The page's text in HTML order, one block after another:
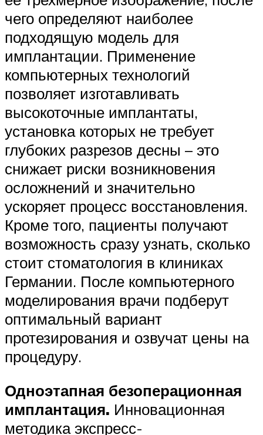
чего определяют наиболее
подходящую модель для
имплантации. Применение
компьютерных технологий
позволяет изготавливать
высокоточные имплантаты,
установка которых не требует
глубоких разрезов десны – это
снижает риски возникновения
осложнений и значительно
ускоряет процесс восстановления.
Кроме того, пациенты получают
возможность сразу узнать, сколько
стоит стоматология в клиниках
Германии. После компьютерного
моделирования врачи подберут
оптимальный вариант
протезирования и озвучат цены на
процедуру.
Одноэтапная безоперационная
имплантация. Инновационная
методика экспресс-